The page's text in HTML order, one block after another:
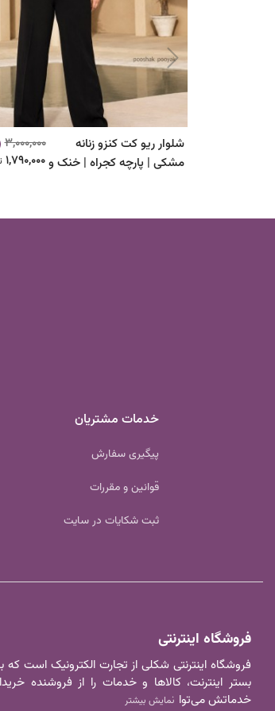
شلوار ریو کت کنزو زنانه
مشکی | پارچه کجراه | خنک و
3,000,000
1,790,000
خدمات مشتریان
پیگیری سفارش
قوانین و مقررات
ثبت شکایات در سایت
فروشگاه اینترنتی
فروشگاه اینترنتی شکلی از تجارت الکترونیک است
بستر اینترنت، کالا‌ها و خدمات را از فروشنده
خدماتش می‌توا نمایش بیشتر